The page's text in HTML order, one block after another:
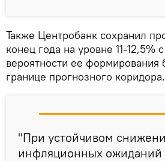
Также Центробанк сохранил
конец года на уровне 11-
вероятности ее
границе прогнозного коридора.
"При устойчивом
инфляционных ожиданий